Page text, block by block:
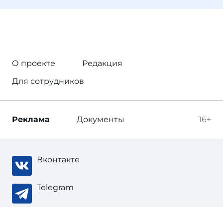
О проекте
Редакция
Для сотрудников
16+
Реклама Документы
Вконтакте
Telegram